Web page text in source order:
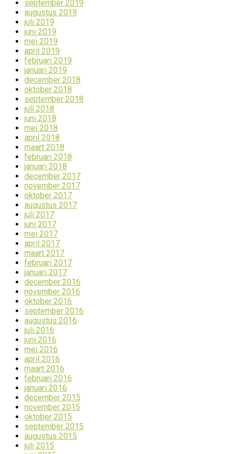
september 2019
augustus 2019
juli 2019
juni 2019
mei 2019
april 2019
februari 2019
januari 2019
december 2018
oktober 2018
september 2018
juli 2018
juni 2018
mei 2018
april 2018
maart 2018
februari 2018
januari 2018
december 2017
november 2017
oktober 2017
augustus 2017
juli 2017
juni 2017
mei 2017
april 2017
maart 2017
februari 2017
januari 2017
december 2016
november 2016
oktober 2016
september 2016
augustus 2016
juli 2016
juni 2016
mei 2016
april 2016
maart 2016
februari 2016
januari 2016
december 2015
november 2015
oktober 2015
september 2015
augustus 2015
juli 2015